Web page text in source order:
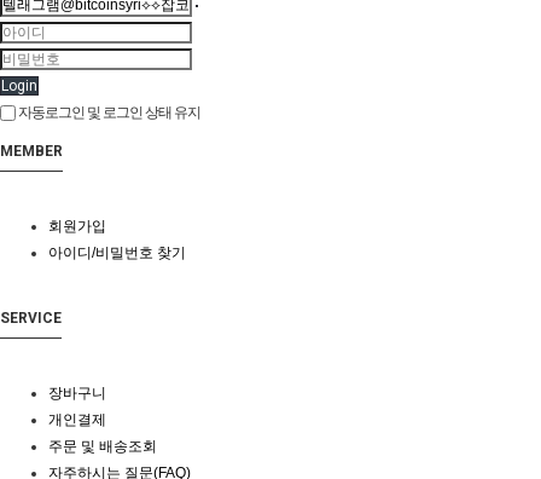
Login
자동로그인 및 로그인 상태 유지
MEMBER
회원가입
아이디/비밀번호 찾기
SERVICE
장바구니
개인결제
주문 및 배송조회
자주하시는 질문(FAQ)